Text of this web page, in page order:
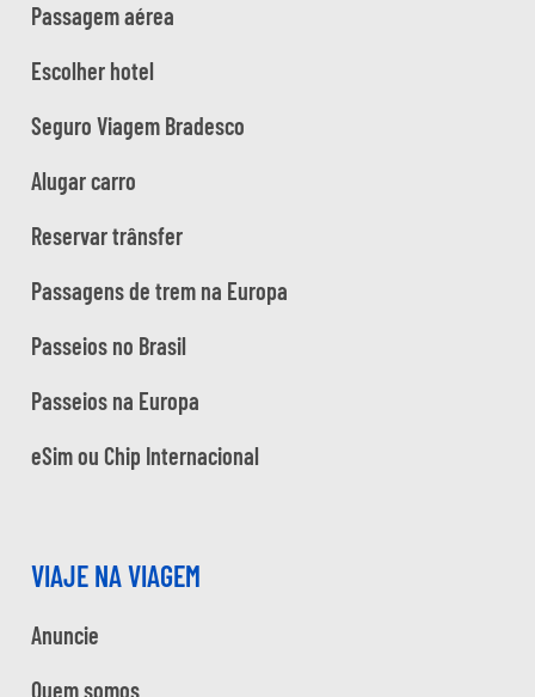
Passagem aérea
Escolher hotel
Seguro Viagem Bradesco
Alugar carro
Reservar trânsfer
Passagens de trem na Europa
Passeios no Brasil
Passeios na Europa
eSim ou Chip Internacional
VIAJE NA VIAGEM
Anuncie
Quem somos